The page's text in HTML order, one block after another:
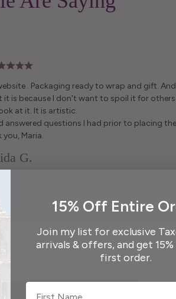
. Packaging ready to wrap and gift.
is because I don't want to spoil it for
at it. It is artistic.
answered questions I had prior to placing
you, Maria.
G.
15% Off Entire
Join my list for exclusive
arrivals & offers, and get
first order.
First Name